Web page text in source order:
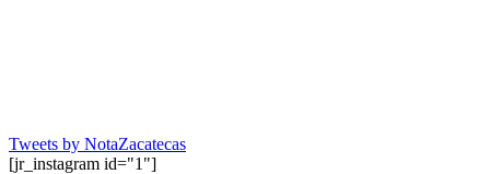
Tweets by NotaZacatecas
[jr_instagram id="1"]